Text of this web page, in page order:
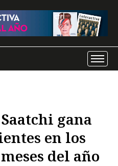
gana
en los
del año